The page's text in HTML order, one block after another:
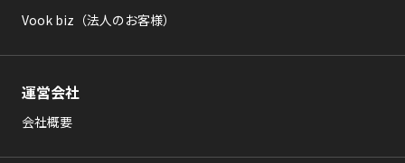
Vook biz（法人のお客様）
運営会社
会社概要